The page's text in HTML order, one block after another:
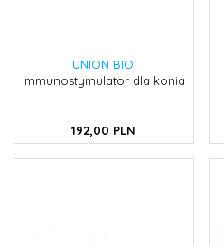
UNION BIO
Immunostymulator dla konia
192,00 PLN